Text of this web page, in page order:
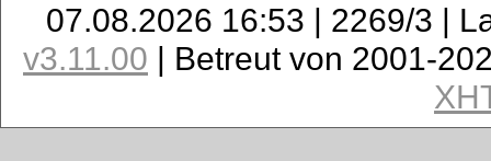
07.08.2026 16:53 | 2269/3 |
v3.11.00 | Betreut von 2001-